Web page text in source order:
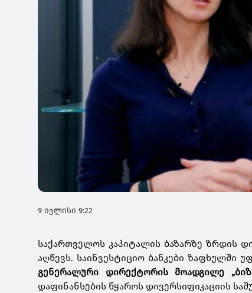
9 ივლისი 9:22
საქართველოს კაპიტალის ბაზარზე ზრდის
აღწევს. საინვესტიციო ბანკები ზაფხულში
გენერალური დირექტორის მოადგილე
დაფინანსების წყაროს დივერსიფიკაციის